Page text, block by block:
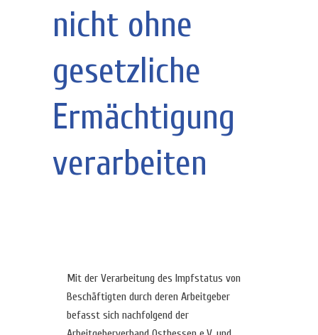
nicht ohne
gesetzliche
Ermächtigung
verarbeiten
Mit der Verarbeitung des Impfstatus von
Beschäftigten durch deren Arbeitgeber
befasst sich nachfolgend der